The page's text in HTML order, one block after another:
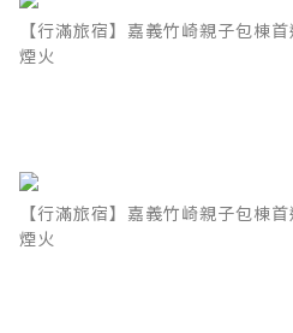
【行滿旅宿】嘉義竹崎親子包棟
煙火
【行滿旅宿】嘉義竹崎親子包棟
煙火